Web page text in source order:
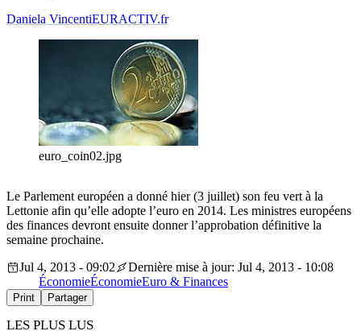
Daniela VincentiEURACTIV.fr
euro_coin02.jpg
Le Parlement européen a donné hier (3 juillet) son feu vert à la
Lettonie afin qu’elle adopte l’euro en 2014. Les ministres européens
des finances devront ensuite donner l’approbation définitive la
semaine prochaine.
Jul 4, 2013 - 09:02
Dernière mise à jour: Jul 4, 2013 - 10:08
ÉconomieÉconomieEuro & Finances
Print Partager
LES PLUS LUS